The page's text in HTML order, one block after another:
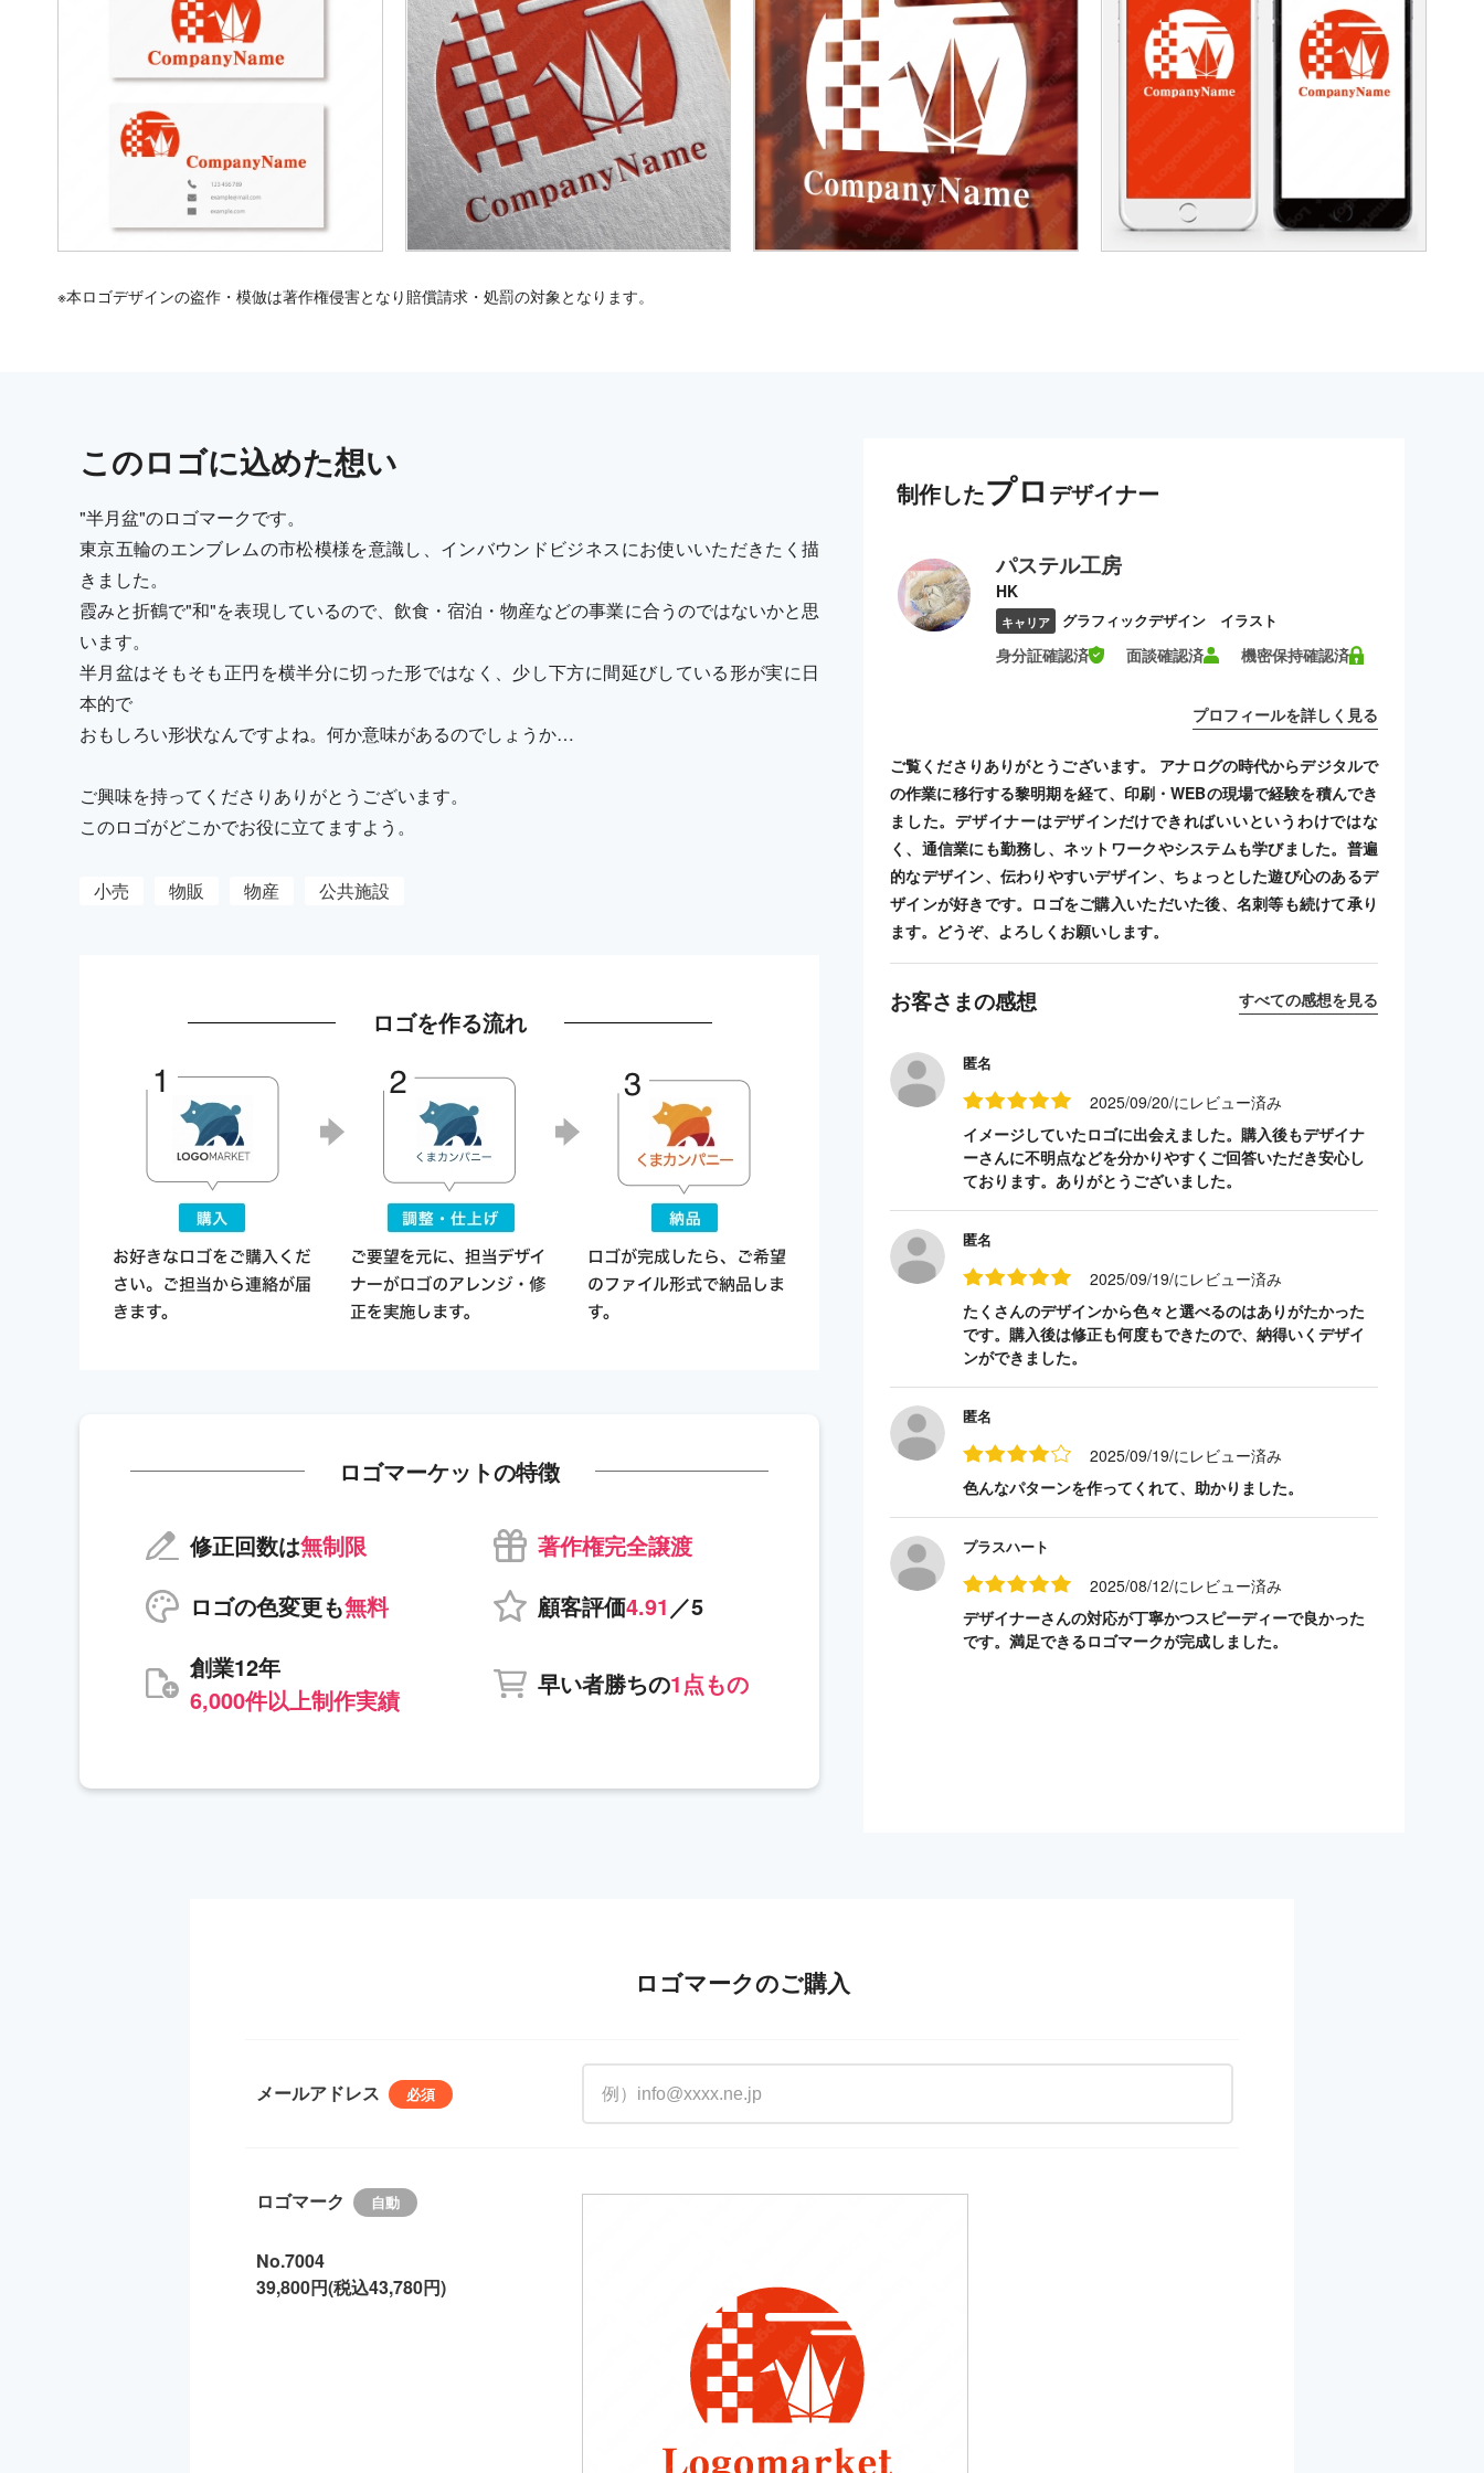
※本ロゴデザインの盗作・模倣は著作権侵害となり賠償請求・処罰の対象となります。
このロゴに込めた想い
"半月盆"のロゴマークです。
東京五輪のエンブレムの市松模様を意識し、インバウンドビジネスにお使いいただきたく描
きました。
霞みと折鶴で"和"を表現しているので、飲食・宿泊・物産などの事業に合うのではないかと思
います。
半月盆はそもそも正円を横半分に切った形ではなく、少し下方に間延びしている形が実に日
本的で
おもしろい形状なんですよね。何か意味があるのでしょうか…
ご興味を持ってくださりありがとうございます。
このロゴがどこかでお役に立てますよう。
小売 物販 物産 公共施設
ロゴを作る流れ
ロゴマーケットの特徴
修正回数は無制限
著作権完全譲渡
ロゴの色変更も無料 顧客評価4.91 ／5
創業12年
6,000件以上制作実績
早い者勝ちの1点もの
制作したプロ デザイナー
パステル工房
HK
キャリア グラフィックデザイン イラスト
身分証確認済 面談確認済 機密保持確認済
プロフィールを詳しく見る
ご覧くださりありがとうございます。 アナログの時代からデジタルで
の作業に移行する黎明期を経て、印刷・WEBの現場で経験を積んでき
ました。デザイナーはデザインだけできればいいというわけではな
く、通信業にも勤務し、ネットワークやシステムも学びました。普遍
的なデザイン、伝わりやすいデザイン、ちょっとした遊び心のあるデ
ザインが好きです。ロゴをご購入いただいた後、名刺等も続けて承り
ます。どうぞ、よろしくお願いします。
お客さまの感想 すべての感想を見る
匿名
2025/09/20/にレビュー済み
イメージしていたロゴに出会えました。購入後もデザイナ
ーさんに不明点などを分かりやすくご回答いただき安心し
ております。ありがとうございました。
匿名
2025/09/19/にレビュー済み
たくさんのデザインから色々と選べるのはありがたかった
です。購入後は修正も何度もできたので、納得いくデザイ
ンができました。
匿名
2025/09/19/にレビュー済み
色んなパターンを作ってくれて、助かりました。
プラスハート
2025/08/12/にレビュー済み
デザイナーさんの対応が丁寧かつスピーディーで良かった
です。満足できるロゴマークが完成しました。
ロゴマークのご購入
メールアドレス
ロゴマーク
No.7004
39,800円(税込43,780円)